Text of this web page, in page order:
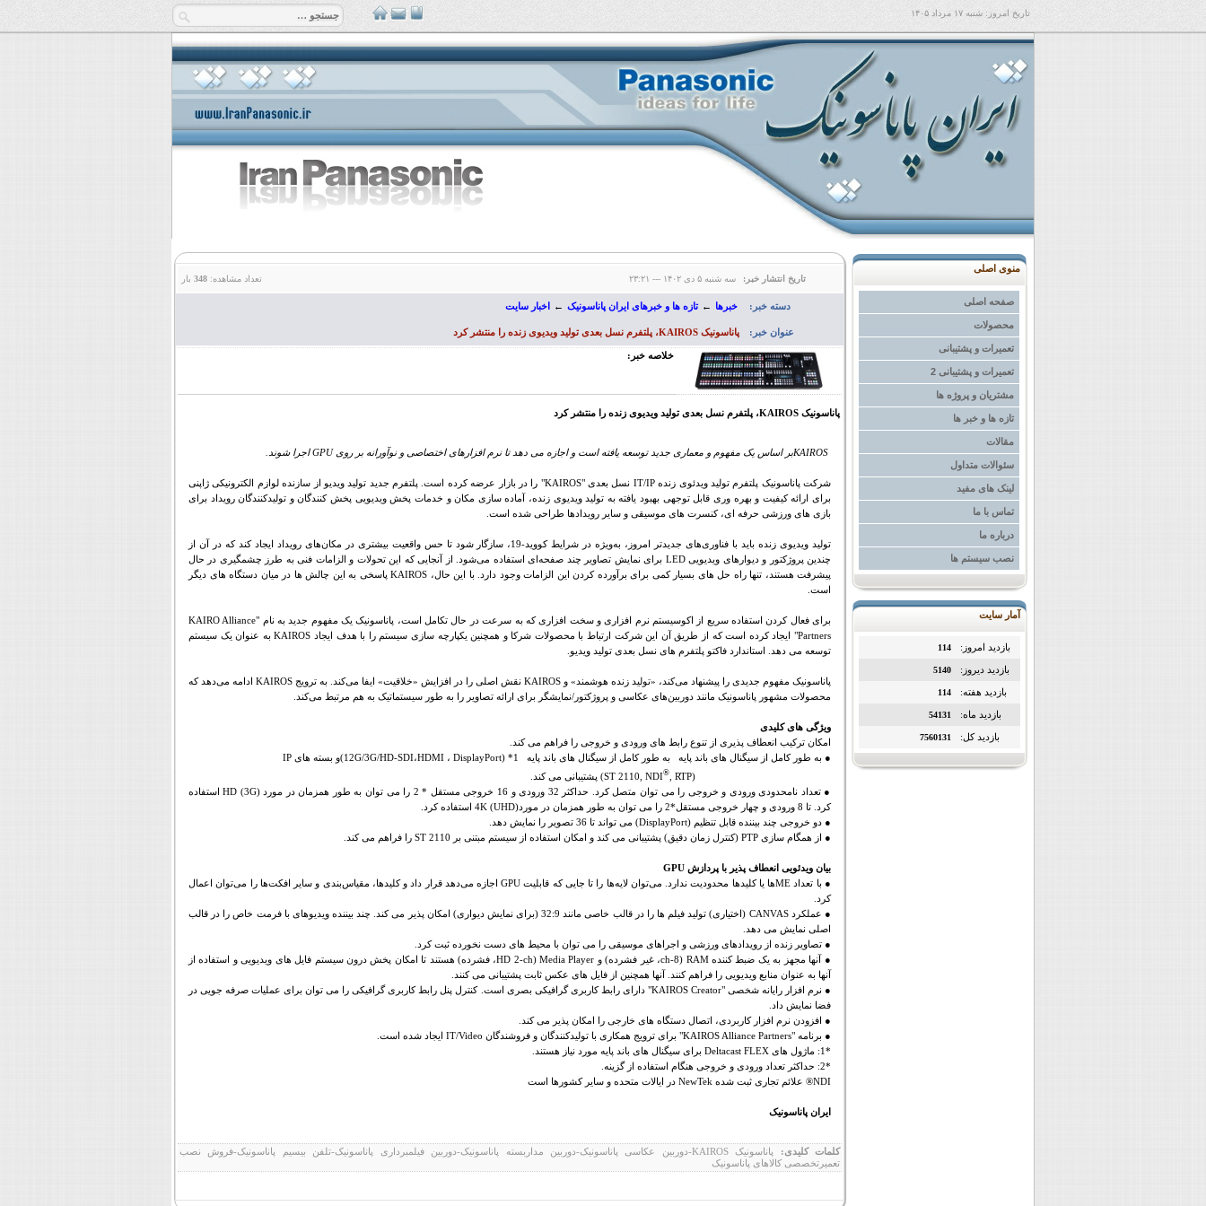
تاریخ امروز: شنبه ۱۷ مرداد ۱۴۰۵
منوی اصلی
صفحه اصلی
محصولات
تعمیرات و پشتیبانی
تعمیرات و پشتیبانی 2
مشتریان و پروژه ها
تازه ها و خبر ها
مقالات
سئوالات متداول
لینک های مفید
تماس با ما
درباره ما
نصب سیستم ها
آمار سایت
بازدید امروز: 114
بازدید دیروز: 5140
بازدید هفته: 114
بازدید ماه: 54131
بازدید کل: 7560131
تاریخ انتشار خبر: سه شنبه ۵ دی ۱۴۰۲ --- ۲۳:۲۱ تعداد مشاهده: 348 بار
خبرها ← تازه ها و خبرهای ایران پاناسونیک ← اخبار سایت دسته خبر:
پاناسونیک KAIROS، پلتفرم نسل بعدی تولید ویدیوی زنده را منتشر کرد عنوان خبر:
خلاصه خبر:
پاناسونیک KAIROS، پلتفرم نسل بعدی تولید ویدیوی زنده را منتشر کرد
KAIROSبر اساس یک مفهوم و معماری جدید توسعه یافته است و اجازه می دهد تا نرم افزارهای اختصاصی و نوآورانه بر روی GPUاجرا شوند
شرکت پاناسونیک پلتفرم تولید ویدئوی زندهIT/IP نسل بعدی "KAIROS" را در بازار عرضه کرده است. پلتفرم جدید تولید ویدیو از سازنده لوازم الکترونیکی ژاپنی
برای ارائه کیفیت و بهره وری قابل توجهی بهبود یافته به تولید ویدیوی زنده، آماده سازی مکان و خدمات پخش ویدیویی پخش کنندگان و تولیدکنندگان رویداد برای
بازی های ورزشی حرفه ای، کنسرت های موسیقی و سایر رویدادها طراحی شده است.
تولید ویدیوی زنده باید با فناوری‌های جدیدتر امروز، به‌ویژه در شرایط کووید-19، سازگار شود تا حس واقعیت بیشتری در مکان‌های رویداد ایجاد کند که در آن از
چندین پروژکتور و دیوارهای ویدیوییLED برای نمایش تصاویر چند صفحه‌ای استفاده می‌شود. از آنجایی که این تحولات و الزامات فنی به طرز چشمگیری در حال
پیشرفت هستند، تنها راه حل های بسیار کمی برای برآورده کردن این الزامات وجود دارد. با این حال، KAIROS پاسخی به این چالش ها در میان دستگاه های دیگر
است.
برای فعال کردن استفاده سریع از اکوسیستم نرم افزاری و سخت افزاری که به سرعت در حال تکامل است، پاناسونیک یک مفهوم جدید به نام "KAIRO Alliance
Partners" ایجاد کرده است که از طریق آن این شرکت ارتباط با محصولات شرکا و همچنین یکپارچه سازی سیستم را با هدف ایجاد KAIROSبه عنوان یک سیستم
توسعه می دهد. استاندارد فاکتو پلتفرم های نسل بعدی تولید ویدیو.
پاناسونیک مفهوم جدیدی را پیشنهاد می‌کند، «تولید زنده هوشمند» و KAIROS نقش اصلی را در افزایش «خلاقیت» ایفا می‌کند. به ترویج KAIROS ادامه می‌دهد که
محصولات مشهور پاناسونیک مانند دوربین‌های عکاسی و پروژکتور/نمایشگر برای ارائه تصاویر را به طور سیستماتیک به هم مرتبط می‌کند.
ویژگی های کلیدی
امکان ترکیب انعطاف پذیری از تنوع رابط های ورودی و خروجی را فراهم می کند.
● به طور کامل از سیگنال های باند پایه به طور کامل از سیگنال های باند پایه
DisplayPort) *1 ، HDMI،12G/3G/HD-SDI)و بسته های IP
.پشتیبانی می کند (ST 2110, NDI® , RTP)
● تعداد نامحدودی ورودی و خروجی را می توان متصل کرد. حداکثر 32 ورودی و 16 خروجی مستقل * 2 را می توان به طور همزمان در مورد
HD (3G) استفاده
کرد. تا 8 ورودی و چهار خروجی مستقل*2 را می توان به طور همزمان در مورد
4K (UHD) استفاده کرد.
● دو خروجی چند بیننده قابل تنظیم (DisplayPort) می تواند تا 36 تصویر را نمایش دهد.
● از همگام سازی PTP (کنترل زمان دقیق) پشتیبانی می کند و امکان استفاده از سیستم مبتنی بر ST 2110 را فراهم می کند.
بیان ویدئویی انعطاف پذیر با پردازش GPU
● با تعداد MEها یا کلیدها محدودیت ندارد. می‌توان لایه‌ها را تا جایی که قابلیت GPU اجازه می‌دهد قرار داد و کلیدها، مقیاس‌بندی و سایر افکت‌ها را می‌توان اعمال
کرد.
● عملکردCANVAS
(اختیاری) تولید فیلم ها را در قالب خاصی مانند 32:9 (برای نمایش دیواری) امکان پذیر می کند. چند بیننده ویدیوهای با فرمت خاص را در قالب
اصلی نمایش می دهد.
● تصاویر زنده از رویدادهای ورزشی و اجراهای موسیقی را می توان با محیط های دست نخورده ثبت کرد.
● آنها مجهز به یک ضبط کنندهRAM
(8-
ch، غیر فشرده) و Media Player
(
HD 2-ch، فشرده) هستند تا امکان پخش درون سیستم فایل های ویدیویی و استفاده از
آنها به عنوان منابع ویدیویی را فراهم کنند. آنها همچنین از فایل های عکس ثابت پشتیبانی می کنند.
● نرم افزار رایانه شخصی "KAIROS Creator" دارای رابط کاربری گرافیکی بصری است. کنترل پنل رابط کاربری گرافیکی را می توان برای عملیات صرفه جویی در
فضا نمایش داد.
● افزودن نرم افزار کاربردی، اتصال دستگاه های خارجی را امکان پذیر می کند.
● برنامه "KAIROS Alliance Partners" برای ترویج همکاری با تولیدکنندگان و فروشندگان IT/Video ایجاد شده است.
*1: ماژول های
Deltacast FLEX برای سیگنال های باند پایه مورد نیاز هستند.
*2: حداکثر تعداد ورودی و خروجی هنگام استفاده از گزینه.
NDI® علائم تجاری ثبت شده NewTek در ایالات متحده و سایر کشورها است
ایران پاناسونیک
کلمات کلیدی:
پاناسونیک KAIROS-دوربین عکاسی پاناسونیک-دوربین مداربسته پاناسونیک-دوربین فیلمبرداری پاناسونیک-تلفن بیسیم پاناسونیک-فروش نصب
تعمیرتخصصی کالاهای پاناسونیک